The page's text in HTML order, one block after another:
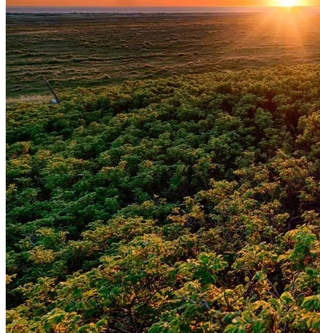
Cruzeiro